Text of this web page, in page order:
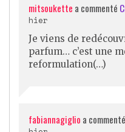
mitsoukette a commenté
hier
Je viens de
parfum… c’est une
reformulation(…)
fabiannagiglio a commenté